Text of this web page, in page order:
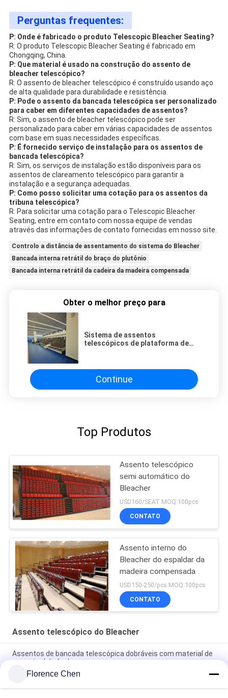
Perguntas frequentes:
P: Onde é fabricado o produto Telescopic Bleacher Seating?
R: O produto Telescopic Bleacher Seating é fabricado em
Chongqing, China.
P: Que material é usado na construção do assento de
bleacher telescópico?
R: O assento de bleacher telescópico é construído usando aço
de alta qualidade para durabilidade e resistência.
P: Pode o assento da bancada telescópica ser personalizado
para caber em diferentes capacidades de assentos?
R: Sim, o assento de bleacher telescópico pode ser
personalizado para caber em várias capacidades de assentos
com base em suas necessidades específicas.
P: É fornecido serviço de instalação para os assentos de
bancada telescópica?
R: Sim, os serviços de instalação estão disponíveis para os
assentos de clareamento telescópico para garantir a
instalação e a segurança adequadas.
P: Como posso solicitar uma cotação para os assentos da
tribuna telescópica?
R: Para solicitar uma cotação para o Telescopic Bleacher
Seating, entre em contato com nossa equipe de vendas
através das informações de contato fornecidas em nosso site.
Controlo a distância de assentamento do sistema do Bleacher
Bancada interna retrátil do braço do plutônio
Bancada interna retrátil da cadeira da madeira compensada
Obter o melhor preço para
Sistema de assentos
telescópicos de plataforma de
Continue
Top Produtos
Assento telescópico
semi automático do
Bleacher
USD160/SEAT MOQ:100pcs
CONTATO
Assento interno do
Bleacher do espaldar da
madeira compensada
USD150-250/pcs MOQ:100pcs
CONTATO
Assento telescópico do Bleacher
Assentos de bancada telescópica dobráveis com material de
assento dobrável
compensado ou PVC com corredor e corrimão
Florence Chen